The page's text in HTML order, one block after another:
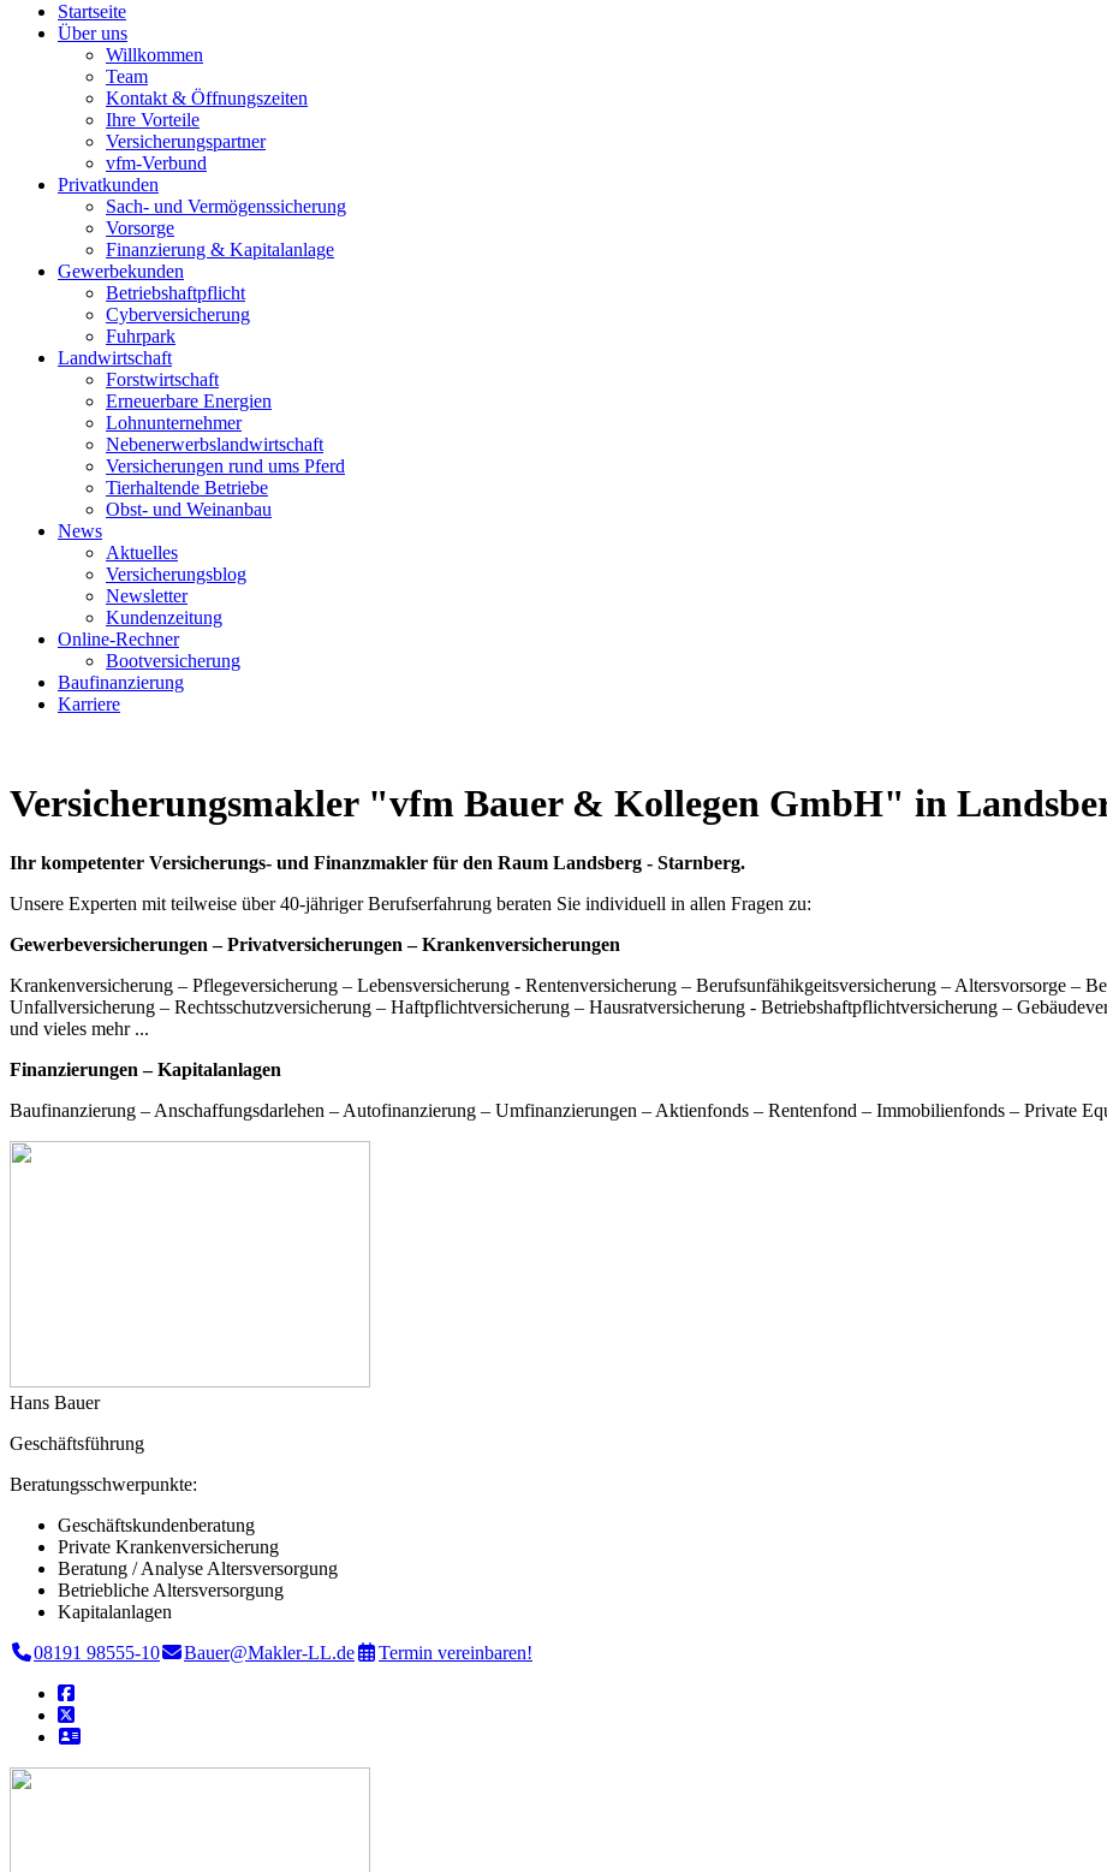
Startseite
Über uns
Willkommen
Team
Kontakt & Öffnungszeiten
Ihre Vorteile
Versicherungspartner
vfm-Verbund
Privatkunden
Sach- und Vermögenssicherung
Vorsorge
Finanzierung & Kapitalanlage
Gewerbekunden
Betriebshaftpflicht
Cyberversicherung
Fuhrpark
Landwirtschaft
Forstwirtschaft
Erneuerbare Energien
Lohnunternehmer
Nebenerwerbslandwirtschaft
Versicherungen rund ums Pferd
Tierhaltende Betriebe
Obst- und Weinanbau
News
Aktuelles
Versicherungsblog
Newsletter
Kundenzeitung
Online-Rechner
Bootversicherung
Baufinanzierung
Karriere
Versicherungsmakler "vfm Bauer & Kollegen GmbH" in
Ihr kompetenter Versicherungs- und Finanzmakler für den Raum Landsberg - Starnberg.
Unsere Experten mit teilweise über 40-jähriger Berufserfahrung beraten Sie individuell in allen Fragen zu:
Gewerbeversicherungen – Privatversicherungen – Krankenversicherungen
Krankenversicherung – Pflegeversicherung – Lebensversicherung - Rentenversicherung – Berufsunfähikgeitsversicherung – Altersvorsorge –
Unfallversicherung – Rechtsschutzversicherung – Haftpflichtversicherung – Hausratversicherung - Betriebshaftpflichtversicherung –
und vieles mehr ...
Finanzierungen – Kapitalanlagen
Baufinanzierung – Anschaffungsdarlehen – Autofinanzierung – Umfinanzierungen – Aktienfonds – Rentenfond – Immobilienfonds – Private
Hans Bauer
Geschäftsführung
Beratungsschwerpunkte:
Geschäfts­kunden­beratung
Private Krankenversicherung
Beratung / Analyse Altersversorgung
Betriebliche Altersversorgung
Kapitalanlagen
08191 98555-10
Bauer@Makler-LL.de Termin vereinbaren!